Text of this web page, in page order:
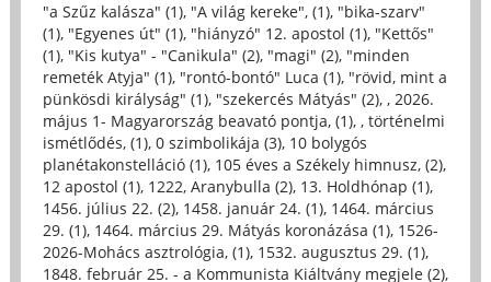
"a Szűz kalásza" (1), "A világ kereke", (1), "bika-szarv"
(1), "Egyenes út" (1), "hiányzó" 12. apostol (1), "Kettős"
(1), "Kis kutya" - "Canikula" (2), "magi" (2), "minden
remeték Atyja" (1), "rontó-bontó" Luca (1), "rövid, mint a
pünkösdi királyság" (1), "szekercés Mátyás" (2), , 2026.
május 1- Magyarország beavató pontja, (1), , történelmi
ismétlődés, (1), 0 szimbolikája (3), 10 bolygós
planétakonstelláció (1), 105 éves a Székely himnusz, (2),
12 apostol (1), 1222, Aranybulla (2), 13. Holdhónap (1),
1456. július 22. (2), 1458. január 24. (1), 1464. március
29. (1), 1464. március 29. Mátyás koronázása (1), 1526-
2026-Mohács asztrológia, (1), 1532. augusztus 29. (1),
1848. február 25. - a Kommunista Kiáltvány megjele (2),